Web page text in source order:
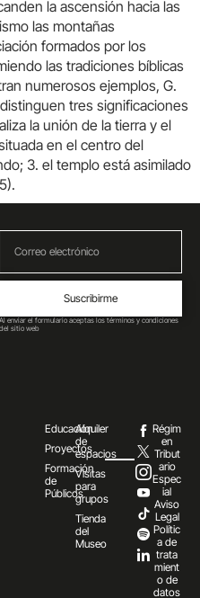
la ascensión hacia las
las montañas
formados por los
las tradiciones bíblicas
numerosos ejemplos, G.
tres significaciones
la unión de la tierra y el
en el centro del
3. el templo está asimilado
Suscribirme
Al enviar el formulario aceptas los términos y condiciones
del sitio web
Educación
Proyectos
Formación
de
Públicos
Alquiler
de
espacios
Visitas
para
grupos
Tienda
del
Museo
Régim
en
Tribut
ario
Espec
ial
Aviso
Legal
Polític
a de
trata
mient
o de
datos